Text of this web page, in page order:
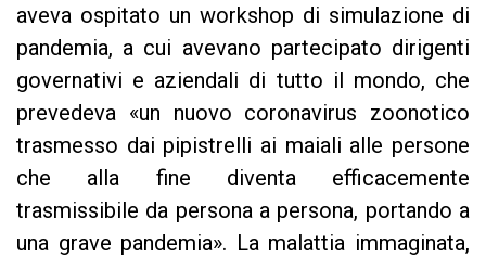
aveva ospitato un workshop di simulazione di
pandemia, a cui avevano partecipato dirigenti
governativi e aziendali di tutto il mondo, che
prevedeva «un nuovo coronavirus zoonotico
trasmesso dai pipistrelli ai maiali alle persone
che alla fine diventa efficacemente
trasmissibile da persona a persona, portando a
una grave pandemia». La malattia immaginata,